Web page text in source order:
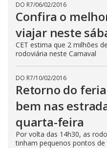
DO R7/06/02/2016
Confira o
viajar neste
CET estima que 2 milhões
rodoviária neste Carnaval
DO R7/10/02/2016
Retorno do
bem nas
quarta-feira
Por volta das 14h30, as
tinham pequenos pontos